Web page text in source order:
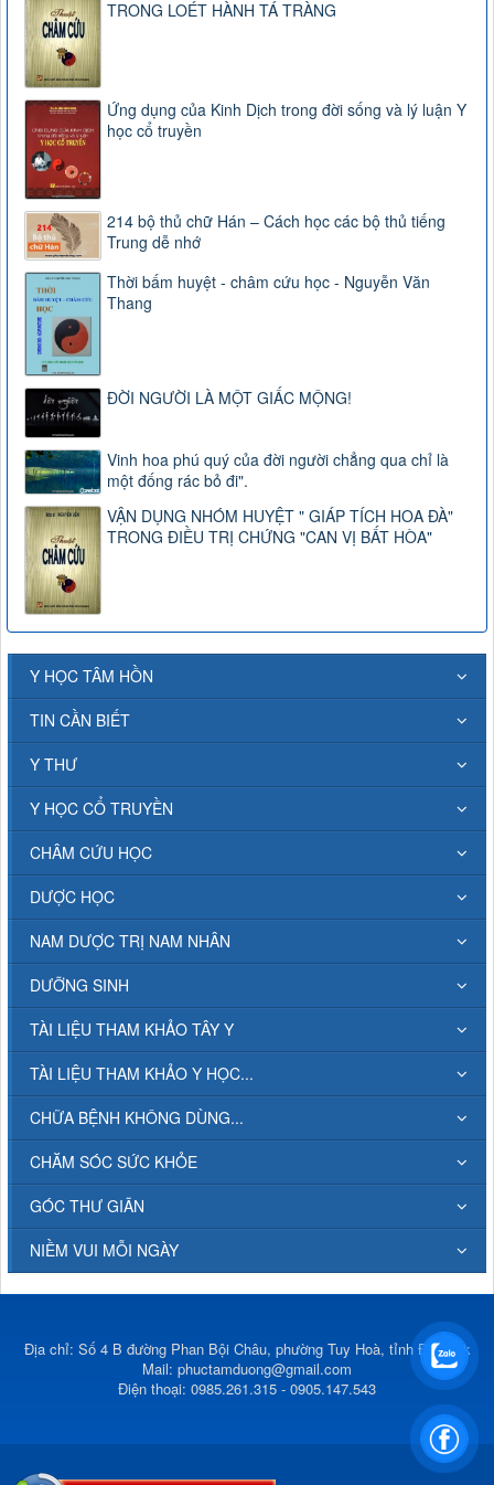
TRONG LOÉT HÀNH TÁ TRÀNG
Ứng dụng của Kinh Dịch trong đời sống và lý luận Y
học cổ truyền
214 bộ thủ chữ Hán – Cách học các bộ thủ tiếng
Trung dễ nhớ
Thời bấm huyệt - châm cứu học - Nguyễn Văn
Thang
ĐỜI NGƯỜI LÀ MỘT GIẤC MỘNG!
Vinh hoa phú quý của đời người chẳng qua chỉ là
một đống rác bỏ đi".
VẬN DỤNG NHÓM HUYỆT " GIÁP TÍCH HOA ĐÀ"
TRONG ĐIỀU TRỊ CHỨNG "CAN VỊ BẤT HÒA"
Y HỌC TÂM HỒN
TIN CẦN BIẾT
Y THƯ
Y HỌC CỔ TRUYỀN
CHÂM CỨU HỌC
DƯỢC HỌC
NAM DƯỢC TRỊ NAM NHÂN
DƯỠNG SINH
TÀI LIỆU THAM KHẢO TÂY Y
TÀI LIỆU THAM KHẢO Y HỌC...
CHỮA BỆNH KHÔNG DÙNG...
CHĂM SÓC SỨC KHỎE
GÓC THƯ GIÃN
NIỀM VUI MỖI NGÀY
Địa chỉ: Số 4 B đường Phan Bội Châu, phường Tuy Hoà, tỉnh Đắk Lắk
Mail: phuctamduong@gmail.com
Điện thoại: 0985.261.315 - 0905.147.543